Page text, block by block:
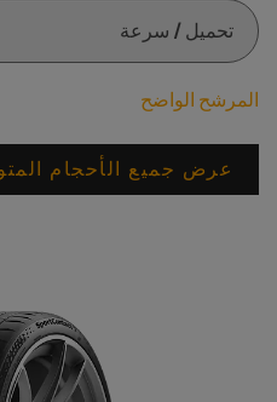
المرشح الواضح
عرض جميع الأحجام